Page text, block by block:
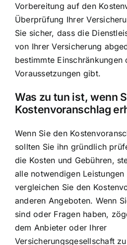
Vorbereitung auf den
Überprüfung Ihrer
Sie sicher, dass die
von Ihrer Versicherung
bestimmte Einschränkungen
Voraussetzungen gibt.
Was zu tun ist, wenn
Kostenvoranschlag
Wenn Sie den
sollten Sie ihn gründlich
die Kosten und Gebühren,
alle notwendigen
vergleichen Sie den
anderen Angeboten. Wenn
sind oder Fragen haben,
dem Anbieter oder Ihrer
Versicherungsgesellschaft